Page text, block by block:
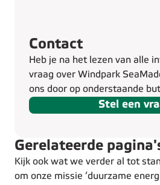
Contact
Heb je na het lezen van alle
vraag over Windpark
ons door op onderstaande
Stel een
Gerelateerde
Kijk ook wat we verder al tot
om onze missie ‘duurzame